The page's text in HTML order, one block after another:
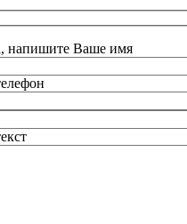
напишите Ваше имя